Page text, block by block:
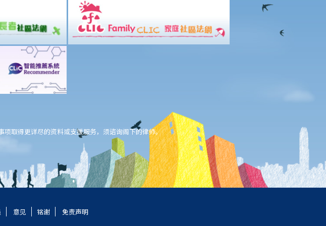
取得更详尽的资料或支援服务，须谘询阁下的律师。
意见 铭谢 免责声明